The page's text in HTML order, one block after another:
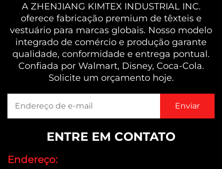
A ZHENJIANG KIMTEX INDUSTRIAL INC.
oferece fabricação premium de têxteis e
vestuário para marcas globais. Nosso modelo
integrado de comércio e produção garante
qualidade, conformidade e entrega pontual.
Confiada por Walmart, Disney, Coca-Cola.
Solicite um orçamento hoje.
ENTRE EM CONTATO
Endereço: